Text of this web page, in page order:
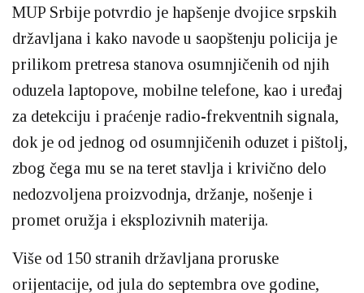
MUP Srbije potvrdio je hapšenje dvojice srpskih
državljana i kako navode u saopštenju policija je
prilikom pretresa stanova osumnjičenih od njih
oduzela laptopove, mobilne telefone, kao i uređaj
za detekciju i praćenje radio-frekventnih signala,
dok je od jednog od osumnjičenih oduzet i pištolj,
zbog čega mu se na teret stavlja i krivično delo
nedozvoljena proizvodnja, držanje, nošenje i
promet oružja i eksplozivnih materija.
Više od 150 stranih državljana proruske
orijentacije, od jula do septembra ove godine,